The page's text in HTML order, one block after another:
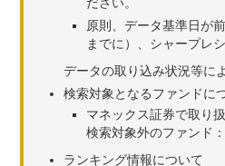
ださい。
原則、データ基準日が
までに）、シャープレ
データの取り込み状況等に
検索対象となるファンドに
マネックス証券で取り
検索対象外のファンド
ランキング情報について